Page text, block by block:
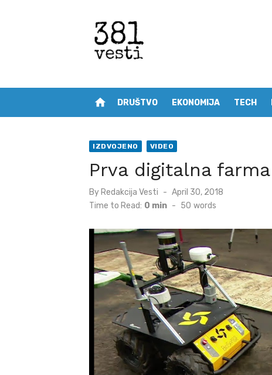
home DRUŠTVO EKONOMIJA TECH
IZDVOJENO VIDEO
Prva digitalna farma
By Redakcija Vesti
Posted
April 30, 2018
Time to Read: 0 min - 50 words